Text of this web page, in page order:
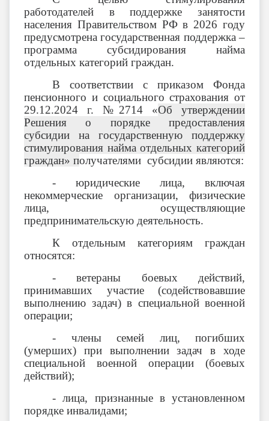
работодателей в поддержке занятости
населения Правительством РФ в 2026 году
предусмотрена государственная поддержка –
программа субсидирования найма
отдельных категорий граждан.
В соответствии с приказом Фонда
пенсионного и социального страхования от
29.12.2024 г. №2714 «Об утверждении
Решения о порядке предоставления
субсидии на государственную поддержку
стимулирования найма отдельных категорий
граждан» получателями субсидии являются:
- юридические лица, включая
некоммерческие организации, физические
лица, осуществляющие
предпринимательскую деятельность.
К отдельным категориям граждан
относятся:
- ветераны боевых действий,
принимавших участие (содействовавшие
выполнению задач) в специальной военной
операции;
- члены семей лиц, погибших
(умерших) при выполнении задач в ходе
специальной военной операции (боевых
действий);
- лица, признанные в установленном
порядке инвалидами;